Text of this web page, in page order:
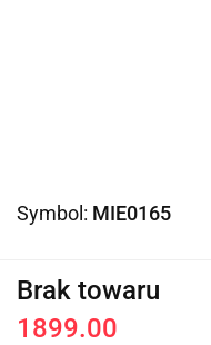
Symbol: MIE0165
Brak towaru
1899.00